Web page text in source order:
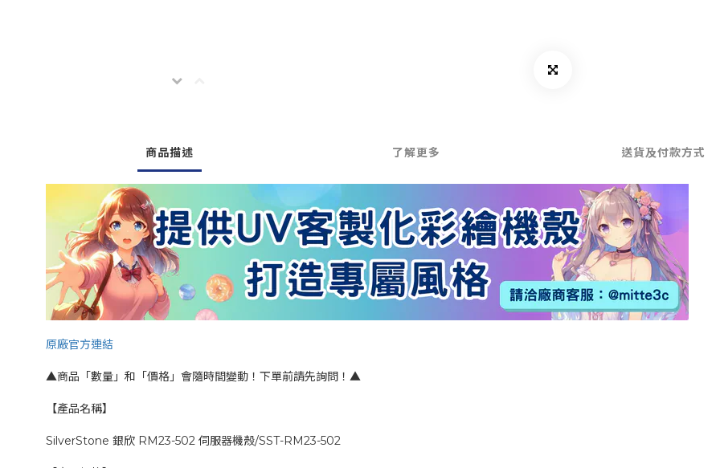
商品描述 了解更多 送貨及付款方式
原廠官方連結
▲商品「數量」和「價格」會隨時間變動！下單前請先詢問！▲
【產品名稱】
SilverStone 銀欣 RM23-502 伺服器機殼/SST-RM23-502